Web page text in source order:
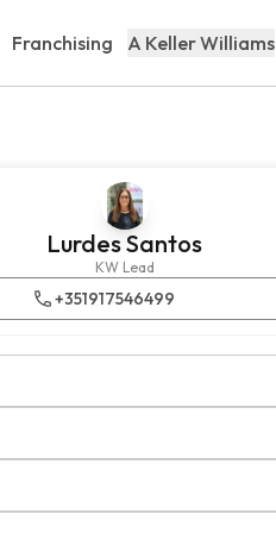
Franchising A Keller Williams
Lurdes Santos
KW Lead
+351917546499